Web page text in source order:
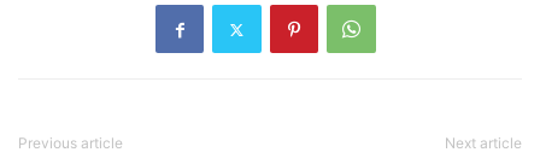
Previous article Next article